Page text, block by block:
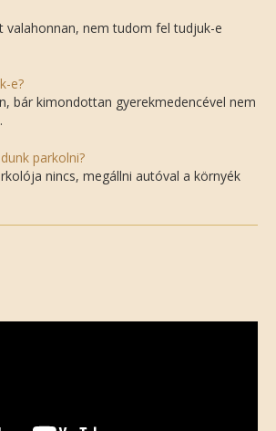
valahonnan, nem tudom fel tudjuk-e
e?
bár kimondottan gyerekmedencével nem
parkolni?
nincs, megállni autóval a környék